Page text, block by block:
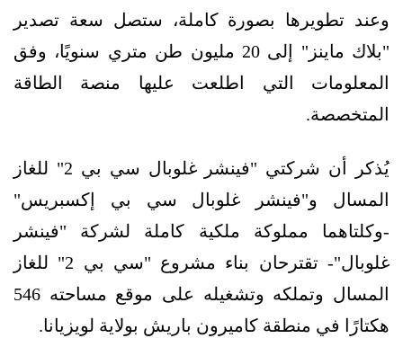
وعند تطويرها بصورة كاملة، ستصل سعة تصدير
"بلاك ماينز" إلى 20 مليون طن متري سنويًا، وفق
المعلومات التي اطلعت عليها منصة الطاقة
المتخصصة.
يُذكر أن شركتي "فينشر غلوبال سي بي 2" للغاز
المسال و"فينشر غلوبال سي بي إكسبريس"
-وكلتاهما مملوكة ملكية كاملة لشركة "فينشر
غلوبال"- تقترحان بناء مشروع "سي بي 2" للغاز
المسال وتملكه وتشغيله على موقع مساحته 546
هكتارًا في منطقة كاميرون باريش بولاية لويزيانا.